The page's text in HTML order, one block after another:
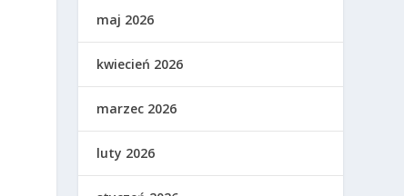
maj 2026
kwiecień 2026
marzec 2026
luty 2026